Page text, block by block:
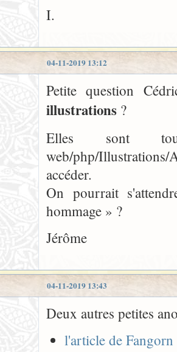
I.
04-11-2019 13:12
Petite question
illustrations ?
Elles sont
web/php/
accéder.
On pourrait
hommage » ?
Jérôme
04-11-2019 13:43
Deux autres petites
l'article de Fangorn